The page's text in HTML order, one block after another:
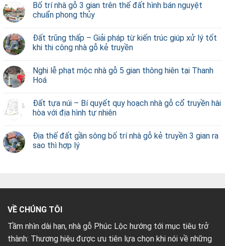
Bố trí nhà gỗ 3 gian trên thế đất hình bán nguyệt
chuẩn phong thủy
Đất trũng thấp – Giải pháp từ kiến trúc giúp xử lý tốt
khi thi công nhà gỗ kẻ truyền
Nghi lễ phạt mộc nhà gỗ 5 gian thông hiên tại Thanh
Hoá
Đất tựa núi – Bí quyết quy hoạch nhà gỗ cổ truyền hài
hòa với địa hình tự nhiên
Địa thế đất gần sông bố trí nhà gỗ kẻ truyền 3 gian ra
sao thì hợp lý
VỀ CHÚNG TÔI
Tầm nhìn dài hạn, nhà gỗ Phúc Lộc hướng tới mục tiêu trở
thành: Thương hiệu được ưu tiên lựa chọn khi nói về những